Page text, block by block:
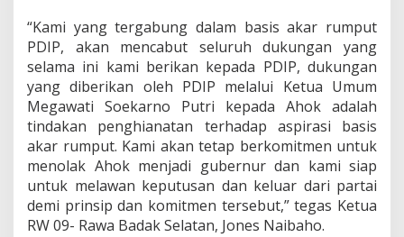
“Kami yang tergabung dalam basis akar rumput
PDIP, akan mencabut seluruh dukungan yang
selama ini kami berikan kepada PDIP, dukungan
yang diberikan oleh PDIP melalui Ketua Umum
Megawati Soekarno Putri kepada Ahok adalah
tindakan penghianatan terhadap aspirasi basis
akar rumput. Kami akan tetap berkomitmen untuk
menolak Ahok menjadi gubernur dan kami siap
untuk melawan keputusan dan keluar dari partai
demi prinsip dan komitmen tersebut,” tegas Ketua
RW 09- Rawa Badak Selatan, Jones Naibaho.